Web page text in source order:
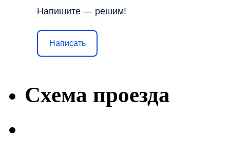
Напишите — решим!
Написать
Схема проезда